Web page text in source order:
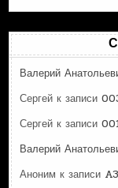
Валерий
Сергей к записи
Сергей к записи
Валерий
Аноним к записи